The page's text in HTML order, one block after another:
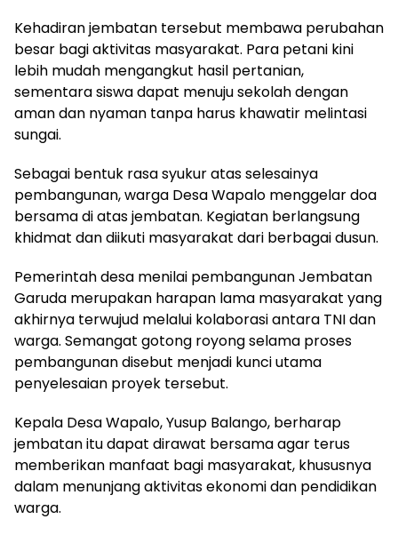
Kehadiran jembatan tersebut membawa perubahan
besar bagi aktivitas masyarakat. Para petani kini
lebih mudah mengangkut hasil pertanian,
sementara siswa dapat menuju sekolah dengan
aman dan nyaman tanpa harus khawatir melintasi
sungai.
Sebagai bentuk rasa syukur atas selesainya
pembangunan, warga Desa Wapalo menggelar doa
bersama di atas jembatan. Kegiatan berlangsung
khidmat dan diikuti masyarakat dari berbagai dusun.
Pemerintah desa menilai pembangunan Jembatan
Garuda merupakan harapan lama masyarakat yang
akhirnya terwujud melalui kolaborasi antara TNI dan
warga. Semangat gotong royong selama proses
pembangunan disebut menjadi kunci utama
penyelesaian proyek tersebut.
Kepala Desa Wapalo, Yusup Balango, berharap
jembatan itu dapat dirawat bersama agar terus
memberikan manfaat bagi masyarakat, khususnya
dalam menunjang aktivitas ekonomi dan pendidikan
warga.